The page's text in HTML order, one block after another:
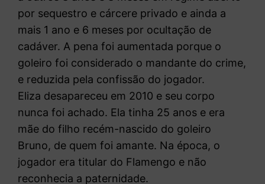
por sequestro e cárcere privado e ainda a
mais 1 ano e 6 meses por ocultação de
cadáver. A pena foi aumentada porque o
goleiro foi considerado o mandante do crime,
e reduzida pela confissão do jogador.
Eliza desapareceu em 2010 e seu corpo
nunca foi achado. Ela tinha 25 anos e era
mãe do filho recém-nascido do goleiro
Bruno, de quem foi amante. Na época, o
jogador era titular do Flamengo e não
reconhecia a paternidade.